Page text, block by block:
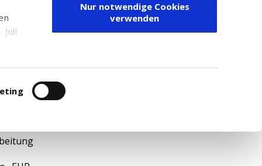
Juli
Nur notwendige Cookies
verwenden